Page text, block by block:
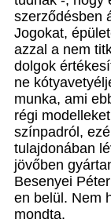
szerződésben
Jogokat,
azzal a nem
dolgok
ne
munka, ami
régi
színpadról,
tulajdonában
jövőben
Besenyei
en belül. Nem
mondta.